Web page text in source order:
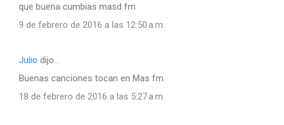
que buena cumbias masd fm
9 de febrero de 2016 a las 12:50 a.m.
Julio dijo…
Buenas canciones tocan en Mas fm
18 de febrero de 2016 a las 5:27 a.m.